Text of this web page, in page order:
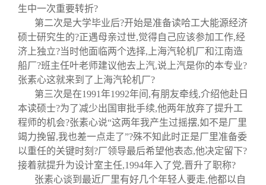
生中一次重要转折?
第二次是大学毕业后?开始是准备读哈工大能源经济
硕士研究生的?正遇母亲过世,觉得自己应该参加工作,经
济上独立?当时他面临两个选择, 上海汽轮机厂和江南造
船厂?班主任叶老师建议他去上汽,说上汽是你的本专业?
张素心这就来到了上海汽轮机厂?
第三次是在1991年1992年间 ,有朋友牵线,介绍他赴日
本读硕士?为了减少出国审批手续,他两年放弃了提升工
程师的机会?张素心说“这两年我产生过摇摆,如不是厂里
竭力挽留,我也差一点走了”?殊不知此时正是厂里准备委
以重任的关键时刻?厂领导最后希望他表态,他决定留下?
接着就提升为设计室主任,1994年入了党,晋升了职称?
张素心谈到最近厂里有好几个年轻人要走,他都以自